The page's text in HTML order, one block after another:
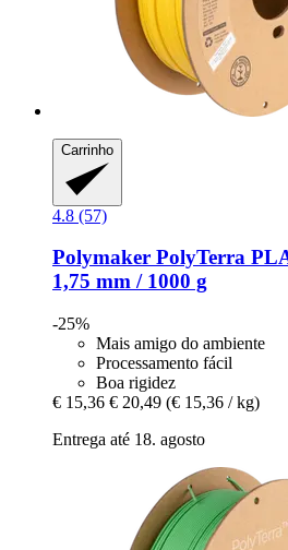
Carrinho
4.8 (57)
Polymaker PolyTerra
1,75 mm / 1000 g
-25%
Mais amigo do ambiente
Processamento fácil
Boa rigidez
€ 15,36 € 20,49 (€ 15,36 / kg)
Entrega até 18. agosto